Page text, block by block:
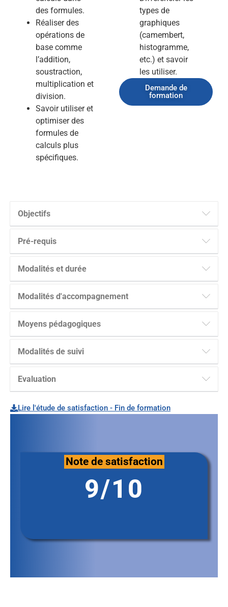
des formules.
Réaliser des
opérations de
base comme
l’addition,
soustraction,
multiplication et
division.
Savoir utiliser et
optimiser des
formules de
calculs plus
spécifiques.
types de
graphiques
(camembert,
histogramme,
etc.) et savoir
les utiliser.
Demande de
formation
Objectifs
Pré-requis
Modalités et durée
Modalités d'accompagnement
Moyens pédagogiques
Modalités de suivi
Evaluation
Lire l'étude de satisfaction - Fin de formation
Note de satisfaction
9/10